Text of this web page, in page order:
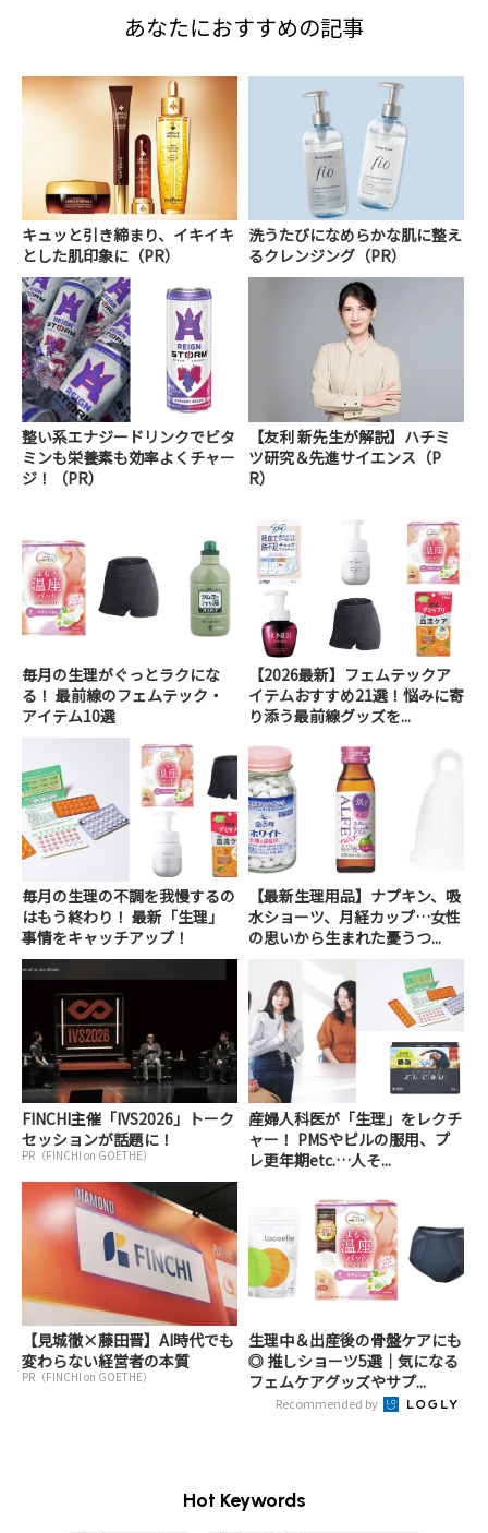
あなたにおすすめの記事
キュッと引き締まり、イキイキ
とした肌印象に（PR）
洗うたびになめらかな肌に整え
るクレンジング（PR）
整い系エナジードリンクでビタ
ミンも栄養素も効率よくチャー
ジ！（PR）
【友利 新先生が解説】ハチミ
ツ研究＆先進サイエンス（P
R）
毎月の生理がぐっとラクにな
る！ 最前線のフェムテック・
アイテム10選
【2026最新】フェムテックア
イテムおすすめ21選！悩みに寄
り添う最前線グッズを...
毎月の生理の不調を我慢するの
はもう終わり！ 最新「生理」
事情をキャッチアップ！
【最新生理用品】ナプキン、吸
水ショーツ、月経カップ…女性
の思いから生まれた憂うつ...
FINCHI主催「IVS2026」トーク
セッションが話題に！
PR（FINCHI on GOETHE）
産婦人科医が「生理」をレクチ
ャー！ PMSやピルの服用、プ
レ更年期etc.…人そ...
【見城徹×藤田晋】AI時代でも
変わらない経営者の本質
PR（FINCHI on GOETHE）
生理中＆出産後の骨盤ケアにも
◎ 推しショーツ5選｜気になる
フェムケアグッズやサプ...
Recommended by
Hot Keywords